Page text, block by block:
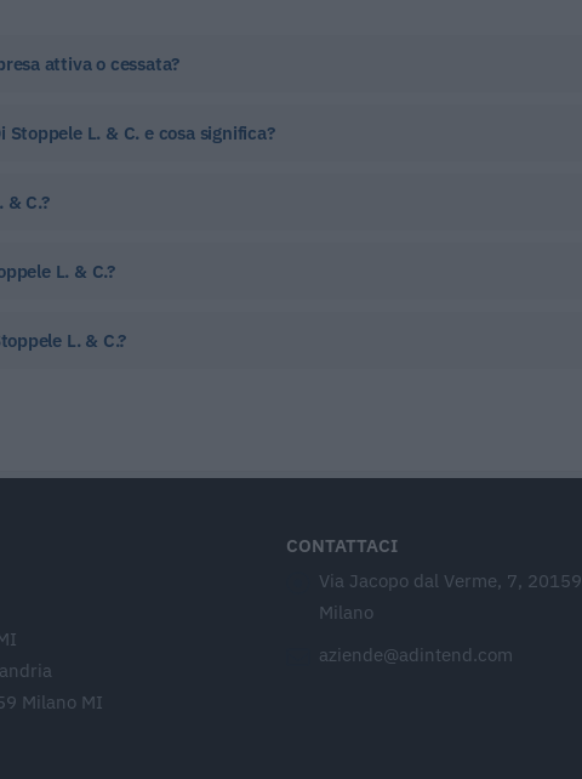
attiva o cessata?
Stoppele L. & C. e cosa significa?
& C.?
L. & C.?
L. & C.?
Milano MI
CONTATTACI
Via Jacopo dal Verme, 7, 20159
Milano
aziende@adintend.com